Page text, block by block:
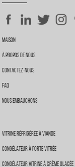
Maison
À Propos De Nous
Contactez-Nous
FAQ
Nous Embauchons
Vitrine Réfrigérée À Viande
Congélateur À Porte Vitrée
Congélateur Vitrine À Crème Glacée